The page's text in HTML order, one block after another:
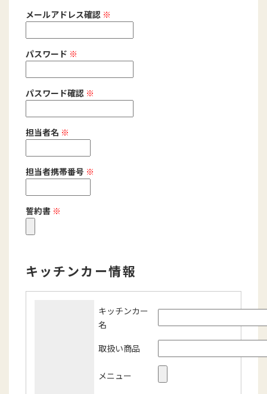
メールアドレス確認 ※
パスワード ※
パスワード確認 ※
担当者名 ※
担当者携帯番号 ※
誓約書 ※
キッチンカー情報
キッチンカー
名
取扱い商品
メニュー